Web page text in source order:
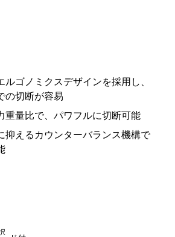
ルゴノミクスデザインを採用し、
の切断が容易
重量比で、パワフルに切断可能
抑えるカウンターバランス機構で